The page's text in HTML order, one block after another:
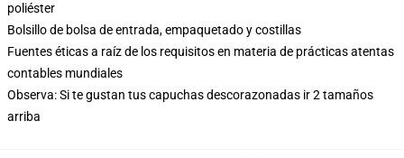
poliéster
Bolsillo de bolsa de entrada, empaquetado y costillas
Fuentes éticas a raíz de los requisitos en materia de prácticas atentas
contables mundiales
Observa: Si te gustan tus capuchas descorazonadas ir 2 tamaños
arriba